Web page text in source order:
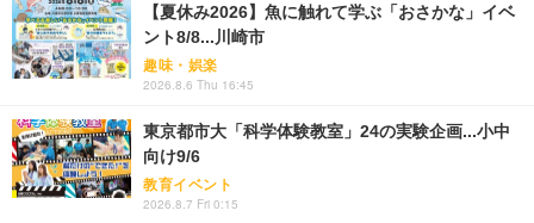
【夏休み2026】魚に触れて学ぶ「おさかな」イベ
ント8/8...川崎市
趣味・娯楽
2026.8.6 Thu 16:45
東京都市大「科学体験教室」24の実験企画...小中
向け9/6
教育イベント
2026.8.7 Fri 0:15